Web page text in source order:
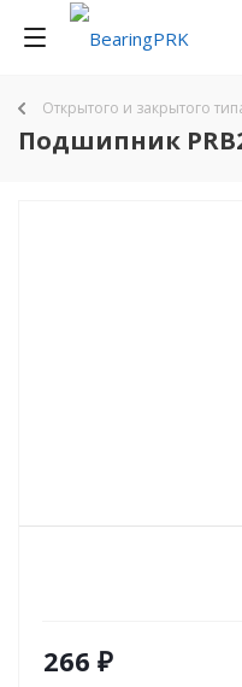
Открытого и закрытого
Подшипник
266 ₽